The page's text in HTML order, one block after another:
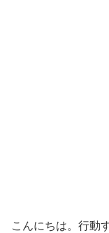
こんにちは。行動